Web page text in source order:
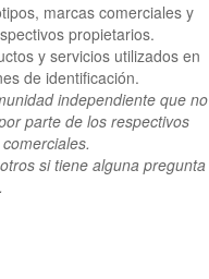
marcas comerciales y
propietarios.
y servicios utilizados en
de identificación.
independiente que no
parte de los respectivos
si tiene alguna pregunta